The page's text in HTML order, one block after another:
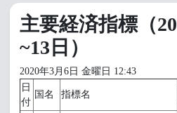
主要経済指標（
~13日）
2020年3月6日 金曜日 12:43
日
付
国名 指標名